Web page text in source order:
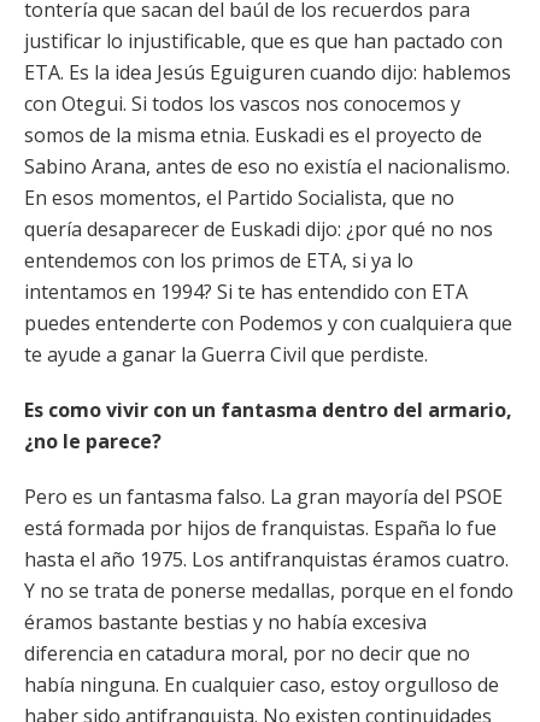
tontería que sacan del baúl de los recuerdos para
justificar lo injustificable, que es que han pactado con
ETA. Es la idea Jesús Eguiguren cuando dijo: hablemos
con Otegui. Si todos los vascos nos conocemos y
somos de la misma etnia. Euskadi es el proyecto de
Sabino Arana, antes de eso no existía el nacionalismo.
En esos momentos, el Partido Socialista, que no
quería desaparecer de Euskadi dijo: ¿por qué no nos
entendemos con los primos de ETA, si ya lo
intentamos en 1994? Si te has entendido con ETA
puedes entenderte con Podemos y con cualquiera que
te ayude a ganar la Guerra Civil que perdiste.
Es como vivir con un fantasma dentro del armario,
¿no le parece?
Pero es un fantasma falso. La gran mayoría del PSOE
está formada por hijos de franquistas. España lo fue
hasta el año 1975. Los antifranquistas éramos cuatro.
Y no se trata de ponerse medallas, porque en el fondo
éramos bastante bestias y no había excesiva
diferencia en catadura moral, por no decir que no
había ninguna. En cualquier caso, estoy orgulloso de
haber sido antifranquista. No existen continuidades